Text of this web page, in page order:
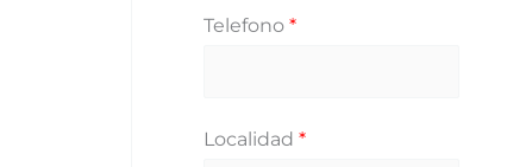
Telefono *
Localidad *